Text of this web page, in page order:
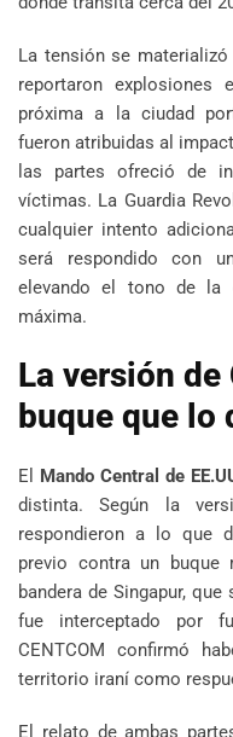
La tensión se
reportaron
próxima a la ciudad
fueron atribuidas al
las partes ofreció de
víctimas. La Guardia
cualquier intento
será respondido con
elevando el tono de la
máxima.
La versión de
buque que lo
El Mando Central de
distinta. Según la
respondieron a lo que
previo contra un buque
bandera de Singapur,
fue interceptado por
CENTCOM confirmó
territorio iraní como